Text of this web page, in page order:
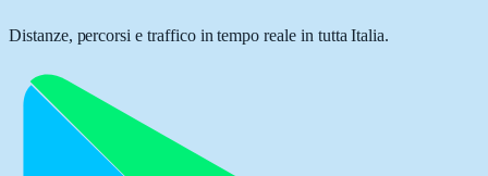
Distanze, percorsi e traffico in tempo reale in tutta Italia.